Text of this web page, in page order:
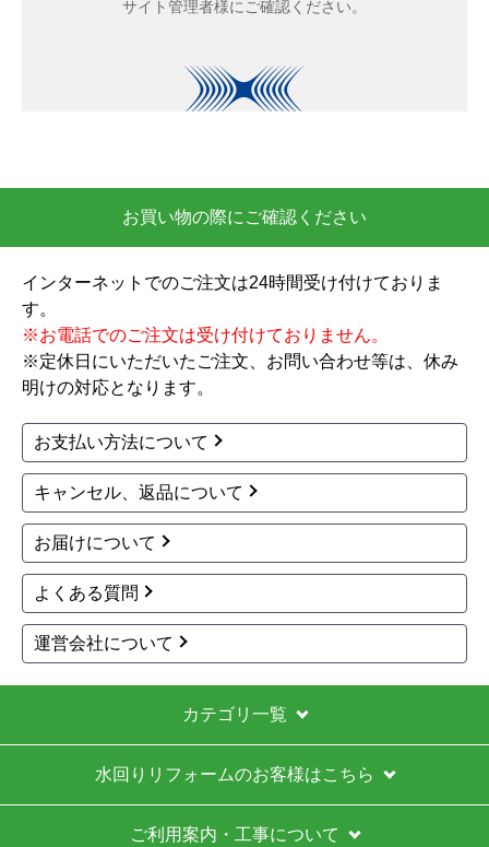
お買い物の際にご確認ください
インターネットでのご注文は24時間受け付けておりま
す。
※お電話でのご注文は受け付けておりません。
※定休日にいただいたご注文、お問い合わせ等は、休み
明けの対応となります。
お支払い方法について
キャンセル、返品について
お届けについて
よくある質問
運営会社について
カテゴリ一覧
水回りリフォームのお客様はこちら
ご利用案内・工事について